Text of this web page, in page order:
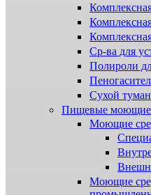
Ср-ва для
Полироли
Сухой туман
Пищевые моющие
Моющие
Моющие